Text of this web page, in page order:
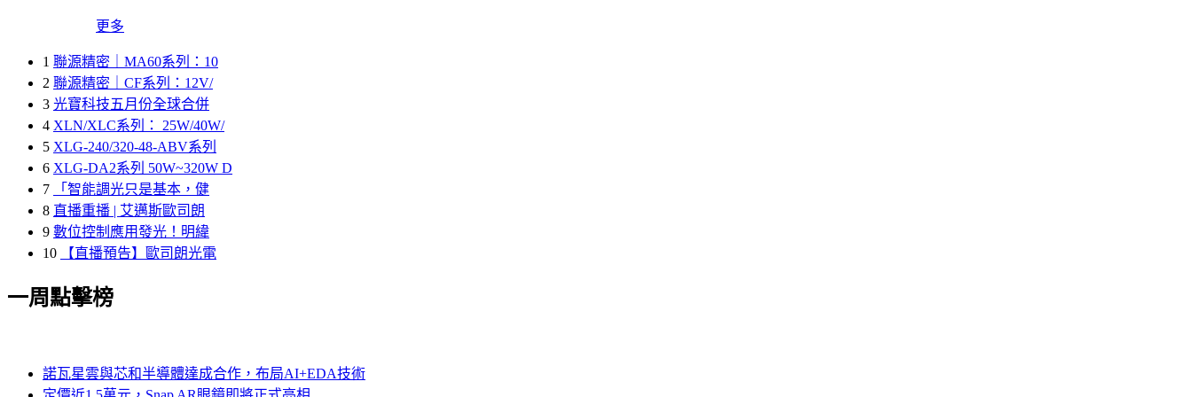
更多
1 聯源精密｜MA60系列：10
2 聯源精密｜CF系列：12V/
3 光寶科技五月份全球合併
4 XLN/XLC系列： 25W/40W/
5 XLG-240/320-48-ABV系列
6 XLG-DA2系列 50W~320W D
7
「智能調光只是基本，健
8 直播重播 | 艾邁斯歐司朗
9 數位控制應用發光！明緯
10
【直播預告】歐司朗光電
一周點擊榜
諾瓦星雲與芯和半導體達成合作，布局AI+EDA技術